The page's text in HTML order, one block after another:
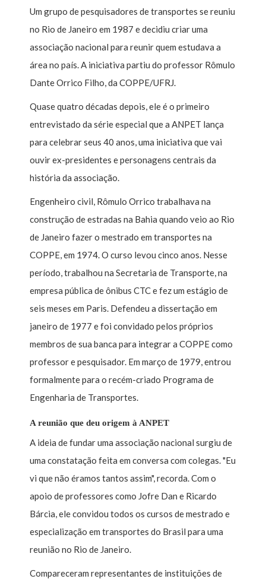
Um grupo de pesquisadores de transportes se reuniu
no Rio de Janeiro em 1987 e decidiu criar uma
associação nacional para reunir quem estudava a
área no país. A iniciativa partiu do professor Rômulo
Dante Orrico Filho, da COPPE/UFRJ.
Quase quatro décadas depois, ele é o primeiro
entrevistado da série especial que a ANPET lança
para celebrar seus 40 anos, uma iniciativa que vai
ouvir ex-presidentes e personagens centrais da
história da associação.
Engenheiro civil, Rômulo Orrico trabalhava na
construção de estradas na Bahia quando veio ao Rio
de Janeiro fazer o mestrado em transportes na
COPPE, em 1974. O curso levou cinco anos. Nesse
período, trabalhou na Secretaria de Transporte, na
empresa pública de ônibus CTC e fez um estágio de
seis meses em Paris. Defendeu a dissertação em
janeiro de 1977 e foi convidado pelos próprios
membros de sua banca para integrar a COPPE como
professor e pesquisador. Em março de 1979, entrou
formalmente para o recém-criado Programa de
Engenharia de Transportes.
A reunião que deu origem à ANPET
A ideia de fundar uma associação nacional surgiu de
uma constatação feita em conversa com colegas. "Eu
vi que não éramos tantos assim", recorda. Com o
apoio de professores como Jofre Dan e Ricardo
Bárcia, ele convidou todos os cursos de mestrado e
especialização em transportes do Brasil para uma
reunião no Rio de Janeiro.
Compareceram representantes de instituições de